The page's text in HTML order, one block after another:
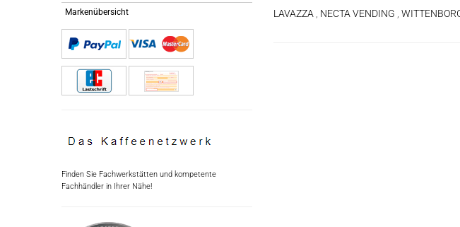
Markenübersicht
Finden Sie Fachwerkstätten und kompetente
Fachhändler in Ihrer Nähe!
LAVAZZA NECTA VENDING